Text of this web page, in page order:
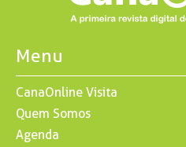
Menu
CanaOnline Visita
Quem Somos
Agenda